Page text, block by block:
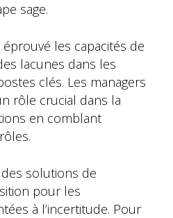
sage.
les capacités de
lacunes dans les
clés. Les managers
rôle crucial dans la
en comblant
solutions de
pour les
à l’incertitude. Pour